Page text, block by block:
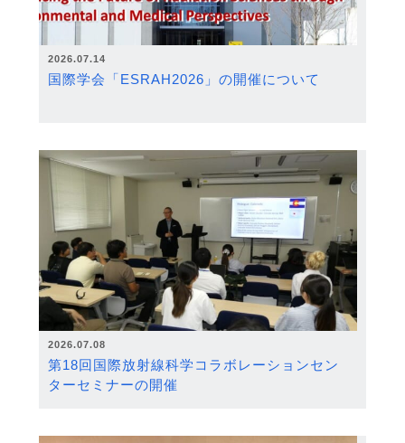
2026.07.14
国際学会「ESRAH2026」の開催について
2026.07.08
第18回国際放射線科学コラボレーションセン
ターセミナーの開催